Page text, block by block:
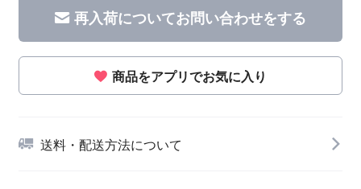
再入荷についてお問い合わせをする
商品をアプリでお気に入り
送料・配送方法について